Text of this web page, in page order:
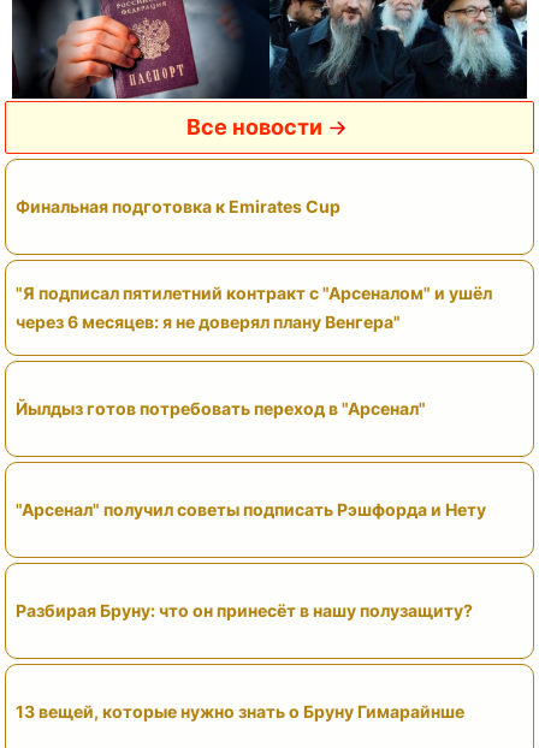
Все новости
Финальная подготовка к Emirates Cup
"Я подписал пятилетний контракт с "Арсеналом" и ушёл
через 6 месяцев: я не доверял плану Венгера"
Йылдыз готов потребовать переход в "Арсенал"
"Арсенал" получил советы подписать Рэшфорда и Нету
Разбирая Бруну: что он принесёт в нашу полузащиту?
13 вещей, которые нужно знать о Бруну Гимарайнше